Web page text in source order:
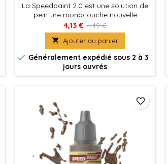
La Speedpaint 2.0 est une solution de
peinture monocouche nouvelle
formule. Appliquez simplement une
couche de Speedpaint directement sur
votre figurine et le tour est joué ! La
Speedpaint produira à la fois un
ombrage, une couleur intense et un
effet d'éclaircissement en une seule
application.
4,13 € 4,49 €
 Ajouter au panier
 Généralement expédié sous 2 à 3
jours ouvrés
favorite_border